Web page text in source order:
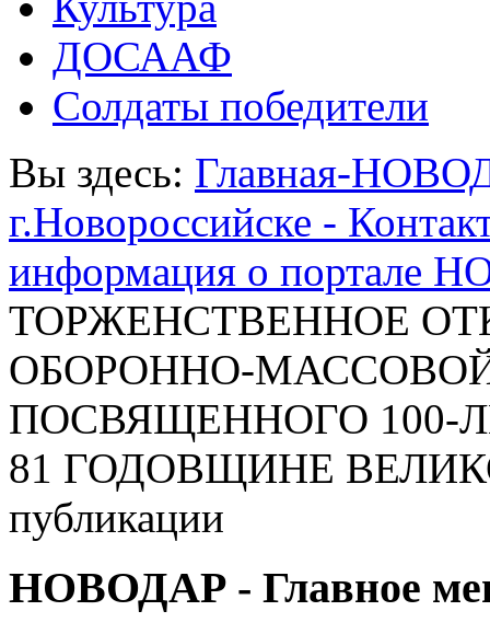
ДОСААФ
Солдаты победители
Вы здесь: Главная-
г.Новороссийске -
информация о портале
ТОРЖЕНСТВЕННОЕ
ОБОРОННО-МАССОВОЙ
ПОСВЯЩЕННОГО
81 ГОДОВЩИНЕ
публикации
НОВОДАР - Главное